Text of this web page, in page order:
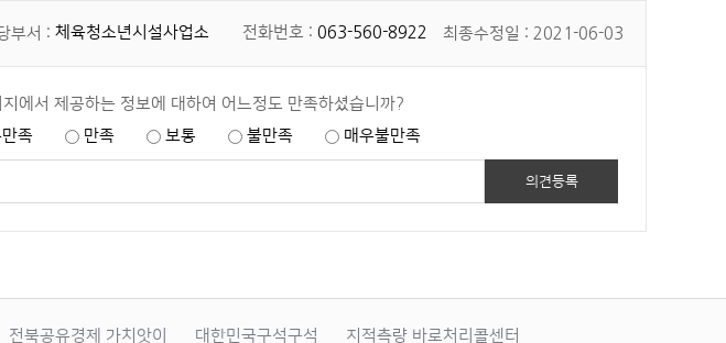
부서 :체육청소년시설사업소 전화번호 :063-560-8922 최종수정일 : 2021-06-03
지에서 제공하는 정보에 대하여 어느정도 만족하셨습니까?
족
만족 보통 불만족 매우불만족
전북공유경제 가치앗이 대한민국구석구석 지적측량 바로처리콜센터